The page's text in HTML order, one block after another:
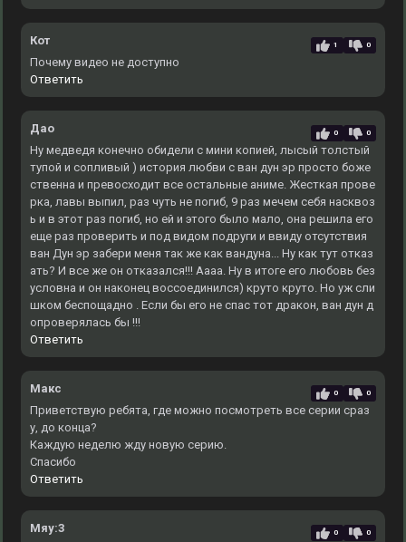
Кот 1 0
Почему видео не доступно
Ответить
Дао 0 0
Ну медведя конечно обидели с мини копией, лысый толстый
тупой и сопливый ) история любви с ван дун эр просто боже
ственна и превосходит все остальные аниме. Жесткая прове
рка, лавы выпил, раз чуть не погиб, 9 раз мечем себя насквоз
ь и в этот раз погиб, но ей и этого было мало, она решила его
еще раз проверить и под видом подруги и ввиду отсутствия
ван Дун эр забери меня так же как вандуна... Ну как тут отказ
ать? И все же он отказался!!! Аааа. Ну в итоге его любовь без
условна и он наконец воссоединился) круто круто. Но уж сли
шком беспощадно . Если бы его не спас тот дракон, ван дун д
опроверялась бы !!!
Ответить
Макс 0 0
Приветствую ребята, где можно посмотреть все серии сраз
у, до конца?
Каждую неделю жду новую серию.
Спасибо
Ответить
Мяу:3 0 0